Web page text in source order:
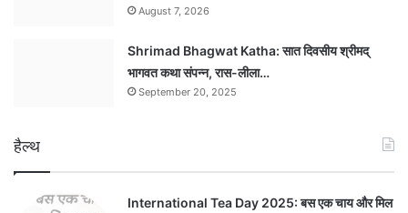
August 7, 2026
Shrimad Bhagwat Katha: सात दिवसीय श्रीमद्
भागवत कथा संपन्न, रास-लीला…
September 20, 2025
हैल्थ
International Tea Day 2025: बस एक चाय और मिल